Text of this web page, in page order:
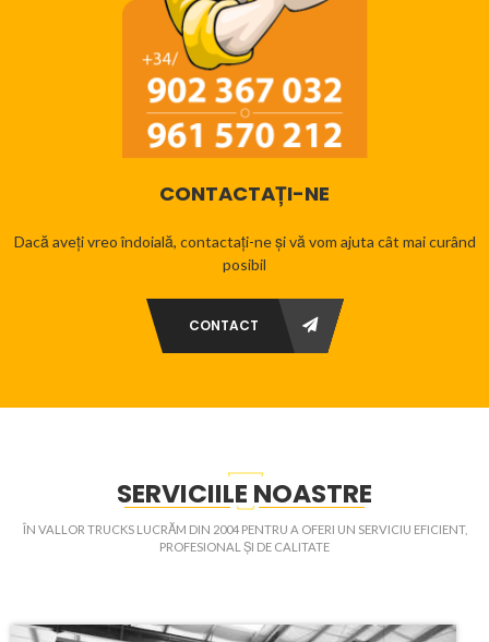
CONTACTAȚI-NE
Dacă aveți vreo îndoială, contactați-ne și vă vom ajuta cât mai curând
posibil
CONTACT
SERVICIILE NOASTRE
ÎN VALLOR TRUCKS LUCRĂM DIN 2004 PENTRU A OFERI UN SERVICIU EFICIENT,
PROFESIONAL ȘI DE CALITATE